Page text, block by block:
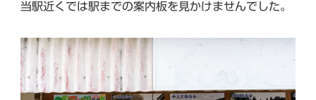
当駅近くでは駅までの案内板を見かけませんでした。